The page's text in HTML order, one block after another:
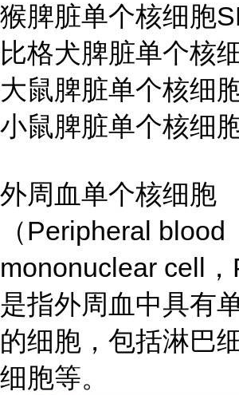
猴脾脏单个核细胞
比格犬脾脏单个核
大鼠脾脏单个核细
小鼠脾脏单个核细
外周血单个核细胞
（Peripheral blood
mononuclear cell，
是指外周血中具有
的细胞，包括淋巴
细胞等。